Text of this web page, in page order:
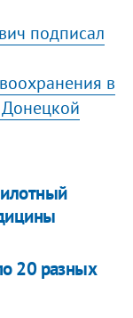
подписал
в
20 разных